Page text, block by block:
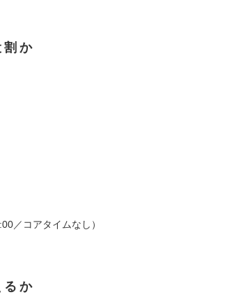
割か
／コアタイムなし）
るか